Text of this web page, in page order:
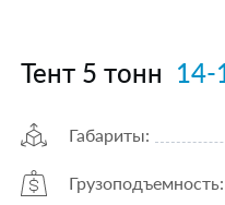
Тент 5 тонн 14-
Габариты:
Грузоподъемность: